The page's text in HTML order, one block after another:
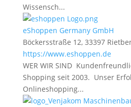
Wissensch...
eShoppen Germany GmbH
Böckersstraße 12, 33397
https://www.eshoppen.de
WER WIR SIND
Shopping seit 2003. Unser
Onlineshopping...